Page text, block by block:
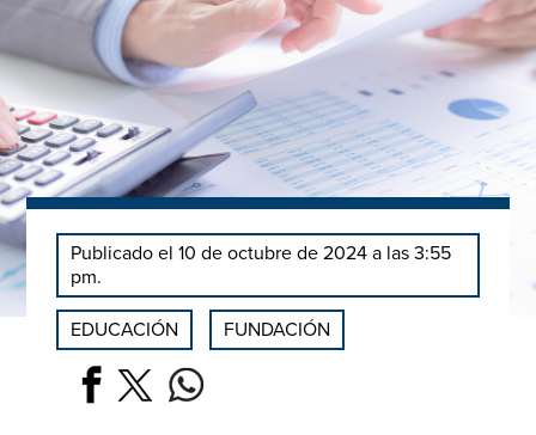
Publicado el 10 de octubre de 2024 a las 3:55
pm.
EDUCACIÓN FUNDACIÓN